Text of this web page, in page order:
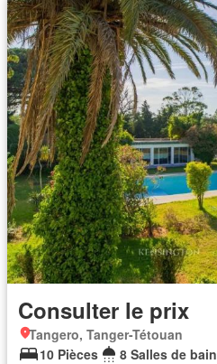
Consulter le prix
Tangero, Tanger-Tétouan
10 Pièces
8 Salles de bain